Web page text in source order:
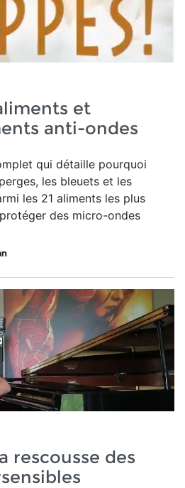
et
anti-ondes
qui détaille pourquoi
les bleuets et les
les 21 aliments les plus
des micro-ondes
rescousse des